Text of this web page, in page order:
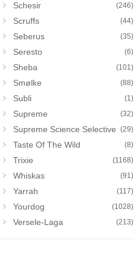
Schesir (246)
Scruffs (44)
Seberus (35)
Seresto (6)
Sheba (101)
Smølke (88)
Subli (1)
Supreme (32)
Supreme Science Selective (29)
Taste Of The Wild (8)
Trixie (1168)
Whiskas (91)
Yarrah (117)
Yourdog (1028)
Versele-Laga (213)